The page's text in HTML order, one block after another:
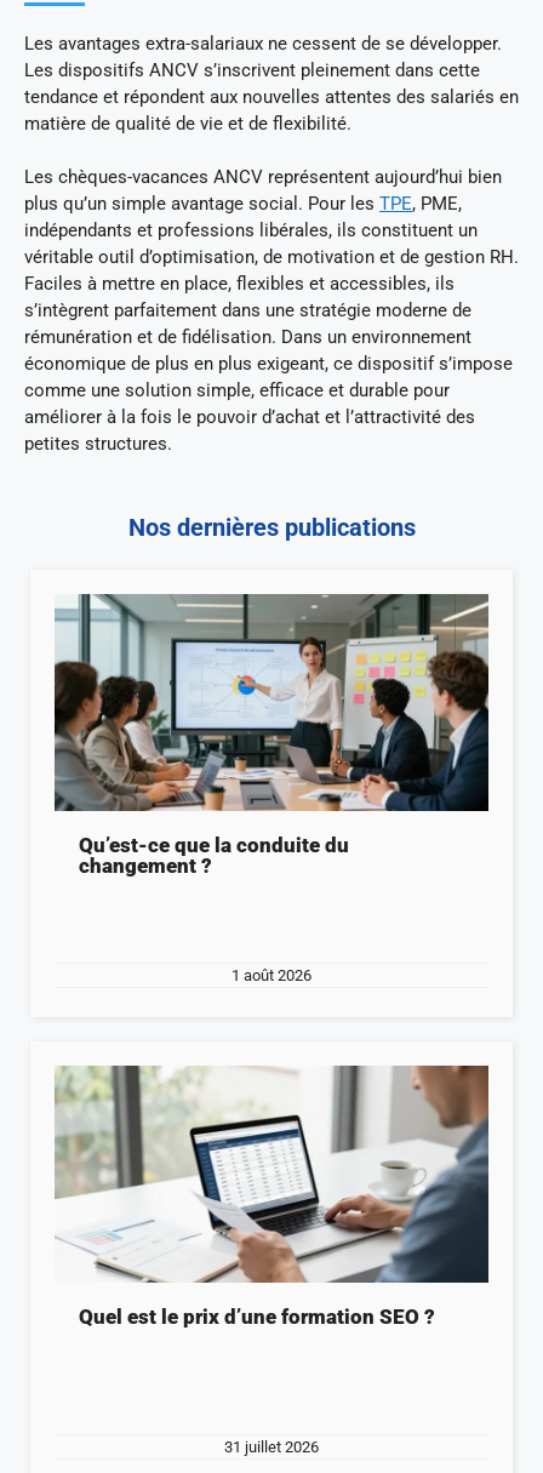
Les avantages extra-salariaux ne cessent de se développer.
Les dispositifs ANCV s’inscrivent pleinement dans cette
tendance et répondent aux nouvelles attentes des salariés en
matière de qualité de vie et de flexibilité.
Les chèques-vacances ANCV représentent aujourd’hui bien
plus qu’un simple avantage social. Pour les TPE, PME,
indépendants et professions libérales, ils constituent un
véritable outil d’optimisation, de motivation et de gestion RH.
Faciles à mettre en place, flexibles et accessibles, ils
s’intègrent parfaitement dans une stratégie moderne de
rémunération et de fidélisation. Dans un environnement
économique de plus en plus exigeant, ce dispositif s’impose
comme une solution simple, efficace et durable pour
améliorer à la fois le pouvoir d’achat et l’attractivité des
petites structures.
Nos dernières publications
Qu’est-ce que la conduite du
changement ?
1 août 2026
Quel est le prix d’une formation SEO ?
31 juillet 2026